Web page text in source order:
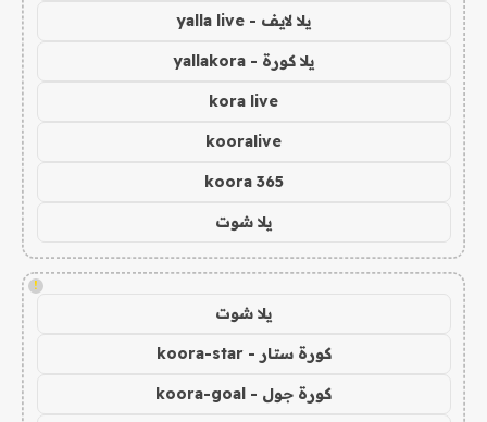
يلا لايف - yalla live
يلا كورة - yallakora
kora live
kooralive
koora 365
يلا شوت
!
يلا شوت
كورة ستار - koora-star
كورة جول - koora-goal